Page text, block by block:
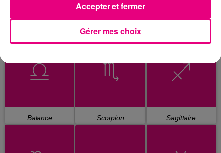
Lion
Balance Scorpion Sagittaire
Gérer mes choix
Accepter et fermer